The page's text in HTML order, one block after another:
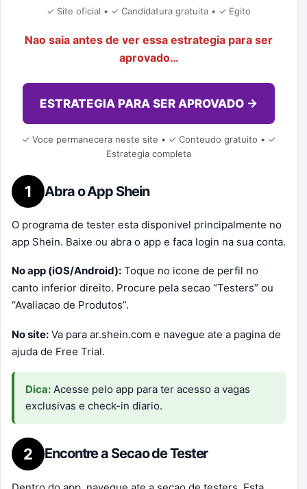
✓ Site oficial • ✓ Candidatura gratuita • ✓ Egito
Nao saia antes de ver essa estrategia para ser
aprovado…
ESTRATEGIA PARA SER APROVADO →
✓ Voce permanecera neste site • ✓ Conteudo gratuito • ✓
Estrategia completa
1 Abra o App Shein
O programa de tester esta disponivel principalmente no
app Shein. Baixe ou abra o app e faca login na sua conta.
No app (iOS/Android): Toque no icone de perfil no
canto inferior direito. Procure pela secao “Testers” ou
“Avaliacao de Produtos”.
No site: Va para ar.shein.com e navegue ate a pagina de
ajuda de Free Trial.
Dica: Acesse pelo app para ter acesso a vagas
exclusivas e check-in diario.
2 Encontre a Secao de Tester